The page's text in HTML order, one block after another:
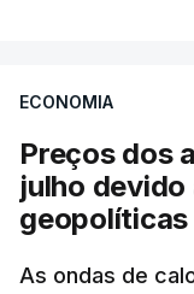
ECONOMIA
Preços dos
julho
As ondas de